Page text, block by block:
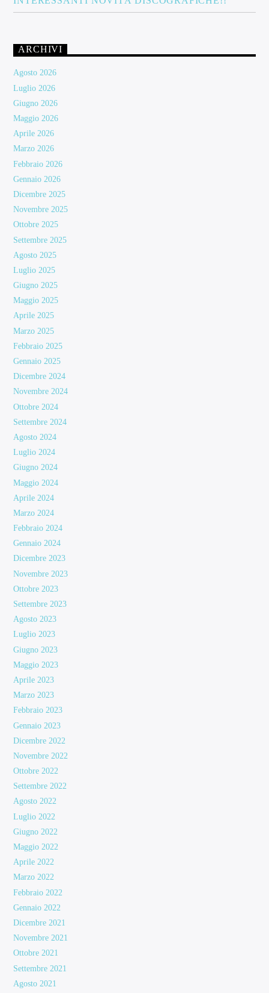
ARCHIVI
Agosto 2026
Luglio 2026
Giugno 2026
Maggio 2026
Aprile 2026
Marzo 2026
Febbraio 2026
Gennaio 2026
Dicembre 2025
Novembre 2025
Ottobre 2025
Settembre 2025
Agosto 2025
Luglio 2025
Giugno 2025
Maggio 2025
Aprile 2025
Marzo 2025
Febbraio 2025
Gennaio 2025
Dicembre 2024
Novembre 2024
Ottobre 2024
Settembre 2024
Agosto 2024
Luglio 2024
Giugno 2024
Maggio 2024
Aprile 2024
Marzo 2024
Febbraio 2024
Gennaio 2024
Dicembre 2023
Novembre 2023
Ottobre 2023
Settembre 2023
Agosto 2023
Luglio 2023
Giugno 2023
Maggio 2023
Aprile 2023
Marzo 2023
Febbraio 2023
Gennaio 2023
Dicembre 2022
Novembre 2022
Ottobre 2022
Settembre 2022
Agosto 2022
Luglio 2022
Giugno 2022
Maggio 2022
Aprile 2022
Marzo 2022
Febbraio 2022
Gennaio 2022
Dicembre 2021
Novembre 2021
Ottobre 2021
Settembre 2021
Agosto 2021